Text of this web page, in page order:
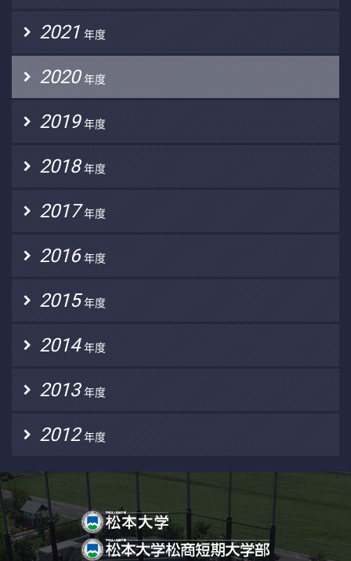
2021 年度
2020 年度
2019 年度
2018 年度
2017 年度
2016 年度
2015 年度
2014 年度
2013 年度
2012 年度